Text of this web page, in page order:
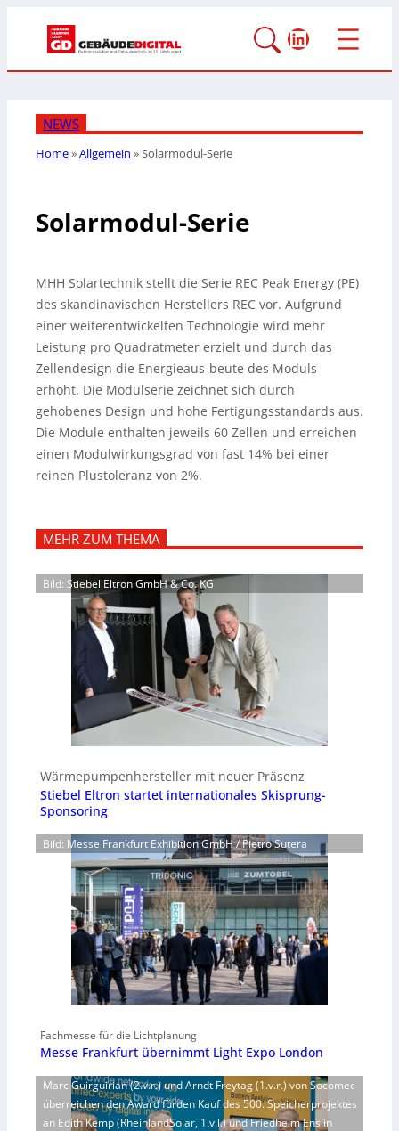
LinkedIn
NEWS
Home»Allgemein »Solarmodul-Serie
Solarmodul-Serie
MHH Solartechnik stellt die Serie REC Peak Energy (PE)
des skandinavischen Herstellers REC vor. Aufgrund
einer weiterentwickelten Technologie wird mehr
Leistung pro Quadratmeter erzielt und durch das
Zellendesign die Energieaus-beute des Moduls
erhöht. Die Modulserie zeichnet sich durch
gehobenes Design und hohe Fertigungsstandards aus.
Die Module enthalten jeweils 60 Zellen und erreichen
einen Modulwirkungsgrad von fast 14% bei einer
reinen Plustoleranz von 2%.
MEHR ZUM THEMA
Bild: Stiebel Eltron GmbH & Co. KG
Wärmepumpenhersteller mit neuer Präsenz
Stiebel Eltron startet internationales Skisprung-
Sponsoring
Bild: Messe Frankfurt Exhibition GmbH / Pietro Sutera
Fachmesse für die Lichtplanung
Messe Frankfurt übernimmt Light Expo London
Marc Guirguirian (2.v.r.) und Arndt Freytag (1.v.r.) von Socomec
überreichen den Award fürden Kauf des 500. Speicherprojektes
an Edith Kemp (RheinlandSolar, 1.v.l.) und Friedhelm Enslin